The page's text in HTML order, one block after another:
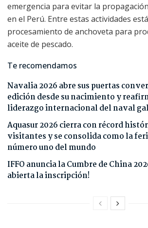
emergencia para evitar la
en el Perú. Entre estas actividades
procesamiento de anchoveta para
aceite de pescado.
Te recomendamos
Navalia 2026 abre sus puertas
edición desde su nacimiento y
liderazgo internacional del naval
Aquasur 2026 cierra con récord
visitantes y se consolida como la
número uno del mundo
IFFO anuncia la Cumbre de China
abierta la inscripción!